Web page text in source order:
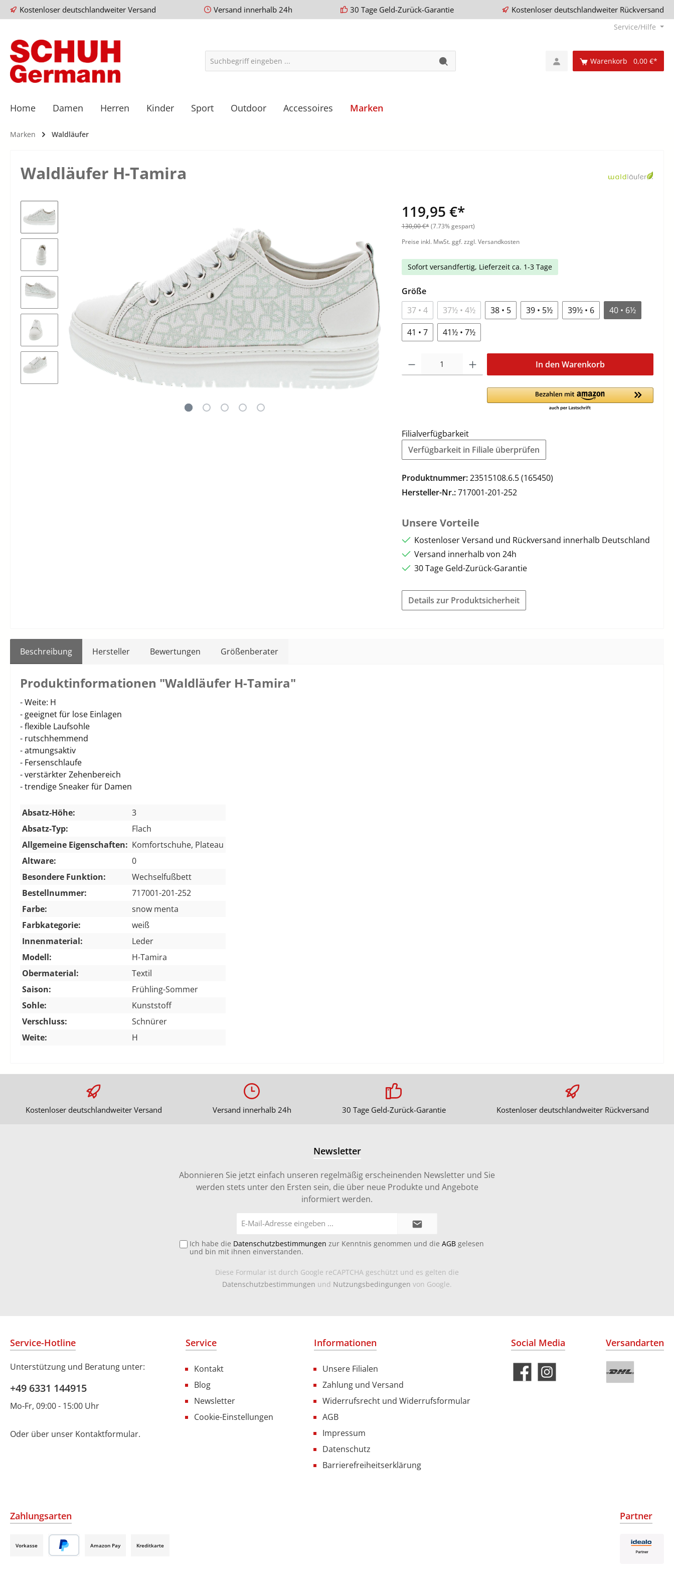
Kostenloser deutschlandweiter Versand Versand innerhalb 24h 30 Tage Geld-Zurück-Garantie Kostenloser deutschlandweiter Rückversand
Service/Hilfe
Warenkorb 0,00 €*
Home Damen Herren Kinder Sport Outdoor Accessoires Marken
Marken Waldläufer
Waldläufer H-Tamira
119,95 €*
130,00 €* (7.73% gespart)
Preise inkl. MwSt. ggf. zzgl. Versandkosten
Sofort versandfertig, Lieferzeit ca. 1-3 Tage
Größe
37 • 4
37½ • 4½ 38 • 5 39 • 5½ 39½ • 6
40 • 6½
41 • 7
41½ • 7½
In den Warenkorb
Filialverfügbarkeit
Verfügbarkeit in Filiale überprüfen
Produktnummer:23515108.6.5 (165450)
Hersteller-Nr.:717001-201-252
Unsere Vorteile
Kostenloser Versand und Rückversand innerhalb Deutschland
Versand innerhalb von 24h
30 Tage Geld-Zurück-Garantie
Details zur Produktsicherheit
Beschreibung Hersteller Bewertungen Größenberater
Produktinformationen "Waldläufer H-Tamira"
- Weite: H
- geeignet für lose Einlagen
- flexible Laufsohle
- rutschhemmend
- atmungsaktiv
- Fersenschlaufe
- verstärkter Zehenbereich
- trendige Sneaker für Damen
Absatz-Höhe:
3
Absatz-Typ:
Flach
Allgemeine Eigenschaften: Komfortschuhe, Plateau
Altware:
0
Besondere Funktion:
Wechselfußbett
Bestellnummer:
717001-201-252
Farbe:
snow menta
Farbkategorie:
weiß
Innenmaterial:
Leder
Modell:
H-Tamira
Obermaterial:
Textil
Saison:
Frühling-Sommer
Sohle:
Kunststoff
Verschluss:
Schnürer
Weite:
H
Kostenloser deutschlandweiter Versand Versand innerhalb 24h 30 Tage Geld-Zurück-Garantie Kostenloser deutschlandweiter Rückversand
Newsletter
Abonnieren Sie jetzt einfach unseren regelmäßig erscheinenden Newsletter und Sie
werden stets unter den Ersten sein, die über neue Produkte und Angebote
informiert werden.
Mail-
Ich habe die Datenschutzbestimmungen zur Kenntnis genommen und die AGB gelesen
und bin mit ihnen einverstanden.
Diese Formular ist durch Google reCAPTCHA geschützt und es gelten die
Datenschutzbestimmungen und Nutzungsbedingungen von Google.
Service-Hotline
Unterstützung und Beratung unter:
+49 6331 144915
Mo-Fr, 09:00 - 15:00 Uhr
Oder über unser Kontaktformular.
Service
Kontakt
Blog
Newsletter
Cookie-Einstellungen
Informationen
Unsere Filialen
Zahlung und Versand
Widerrufsrecht und Widerrufsformular
AGB
Impressum
Datenschutz
Barrierefreiheitserklärung
Social Media Versandarten
Zahlungsarten
Vorkasse Amazon Pay Kreditkarte
Partner